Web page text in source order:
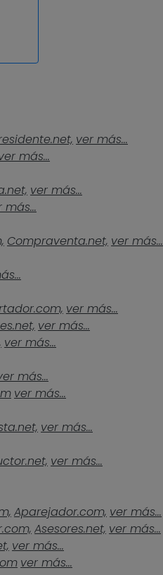
ver más...
más...
ver más...
más...
Compraventa.net, ver más...
ver más...
ver más...
ver más...
más...
ver más...
ver más...
ver más...
Aparejador.com, ver más...
Asesores.net, ver más...
ver más...
ver más...